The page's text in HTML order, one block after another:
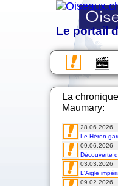
Le portail
Observation,
Voyages
DVD
La
Maumary:
28.06.2026
Le Héron
09.06.2026
Découverte
03.03.2026
L'Aigle
09.02.2026